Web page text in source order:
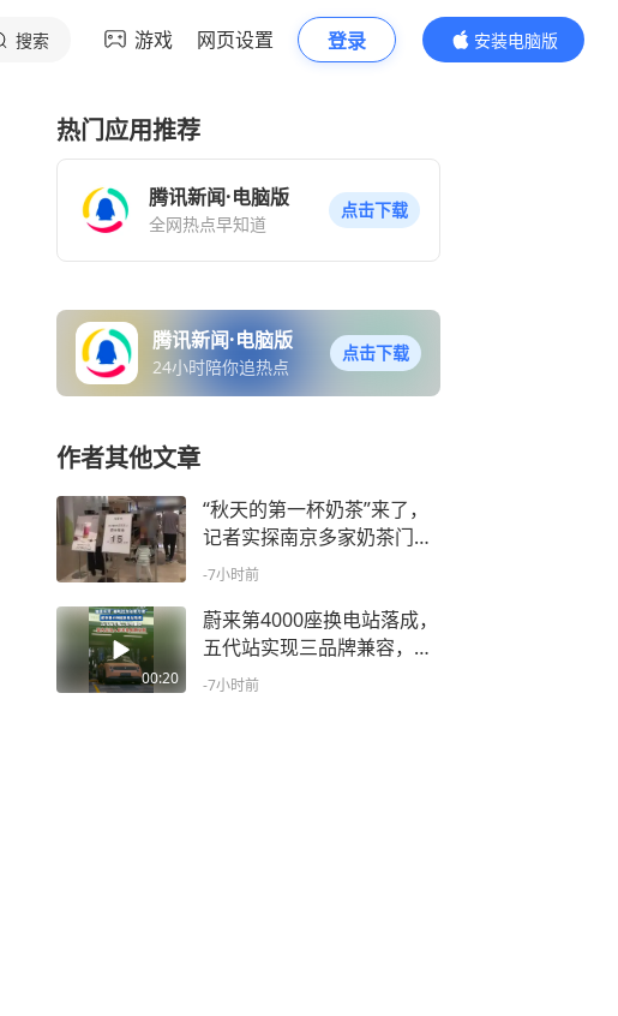
搜索 游戏 网页设置 登录
安装电脑版
内容更精彩
热门应用推荐
腾讯新闻·电脑版
全网热点早知道
点击下载
腾讯新闻·电脑版
24小时陪你追热点
点击下载
作者其他文章
“秋天的第一杯奶茶”来了，
记者实探南京多家奶茶门
店：部分店铺排长队，外卖
-7小时前
00:20
蔚来第4000座换电站落成，
五代站实现三品牌兼容，萤
火虫加入蔚来换电朋友圈
-7小时前